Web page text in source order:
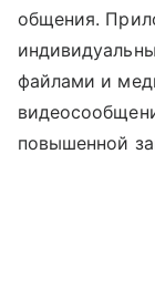
общения.
файлами и
повышенной